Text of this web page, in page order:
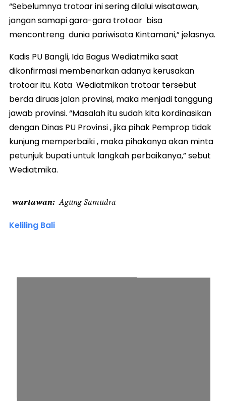
“Sebelumnya trotoar ini sering dilalui wisatawan,
jangan samapi gara-gara trotoar bisa
mencontreng dunia pariwisata Kintamani,” jelasnya.
Kadis PU Bangli, Ida Bagus Wediatmika saat
dikonfirmasi membenarkan adanya kerusakan
trotoar itu. Kata Wediatmikan trotoar tersebut
berda diruas jalan provinsi, maka menjadi tanggung
jawab provinsi. “Masalah itu sudah kita kordinasikan
dengan Dinas PU Provinsi , jika pihak Pemprop tidak
kunjung memperbaiki , maka pihakanya akan minta
petunjuk bupati untuk langkah perbaikanya,” sebut
Wediatmika.
wartawan Agung Samudra
Keliling Bali